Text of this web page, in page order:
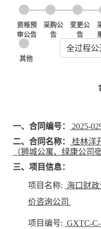
资格预
审公告
采购公
告
变更公
告
其他
全过程公
一、合同编号：
2025-
二、合同名称：
桂林洋
（狮城公寓、绿康公司
三、项目信息：
项目名称: 海口财
价咨询公司
项目编号: GXTC-C-